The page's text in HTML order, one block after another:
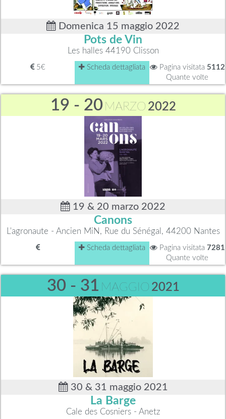
Domenica 15 maggio 2022
Pots de Vin
Les halles 44190 Clisson
5€ Scheda dettagliata Pagina visitata 5112
Quante volte
19 - 20 MARZO 2022
19 & 20 marzo 2022
Canons
L'agronaute - Ancien MiN, Rue du Sénégal, 44200 Nantes
Scheda dettagliata Pagina visitata 7281
Quante volte
30 - 31 MAGGIO 2021
30 & 31 maggio 2021
La Barge
Cale des Cosniers - Anetz